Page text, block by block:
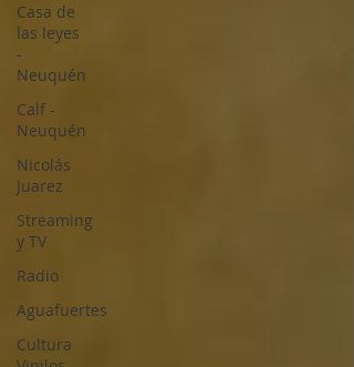
Casa de
las leyes
-
Neuquén
Calf -
Neuquén
Nicolás
Juarez
Streaming
y TV
Radio
Aguafuertes
Cultura